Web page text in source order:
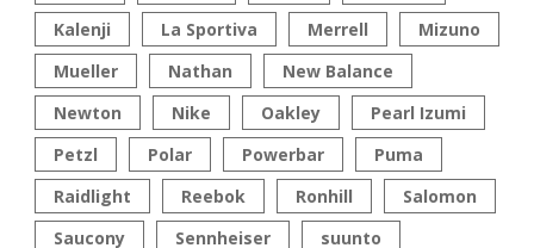
Kalenji
La Sportiva Merrell
Mizuno
Mueller
Nathan
New Balance
Newton
Nike Oakley
Pearl Izumi
Petzl
Polar Powerbar
Puma
Raidlight
Reebok Ronhill
Salomon
Saucony
Sennheiser suunto